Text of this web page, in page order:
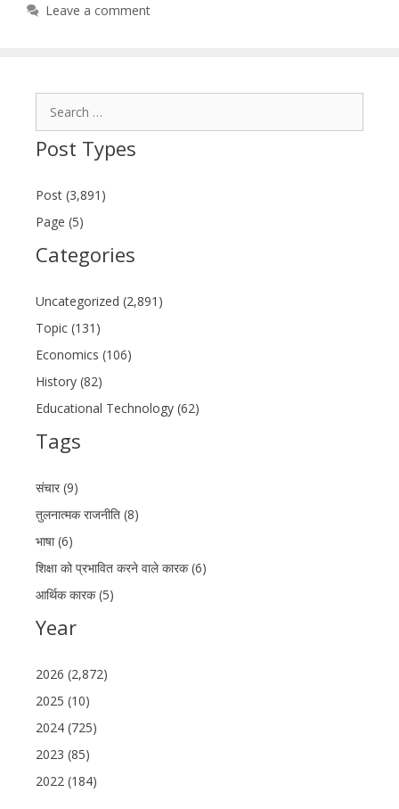
Leave a comment
Post Types
Post (3,891)
Page (5)
Categories
Uncategorized (2,891)
Topic (131)
Economics (106)
History (82)
Educational Technology (62)
Tags
संचार (9)
तुलनात्मक राजनीति (8)
भाषा (6)
शिक्षा को प्रभावित करने वाले कारक (6)
आर्थिक कारक (5)
Year
2026 (2,872)
2025 (10)
2024 (725)
2023 (85)
2022 (184)